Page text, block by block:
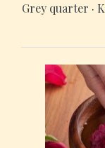
Grey quarter ·